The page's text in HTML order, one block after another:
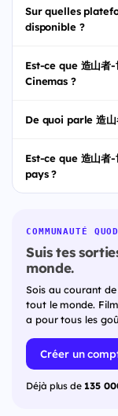
Sur quelles
disponible ?
Est-ce que 造山者
Cinemas ?
De quoi parle 造山
Est-ce que 造山者
pays ?
COMMUNAUTÉ
Suis tes
monde.
Sois au courant
tout le monde.
a pour tous les
Créer un
Déjà plus de 135